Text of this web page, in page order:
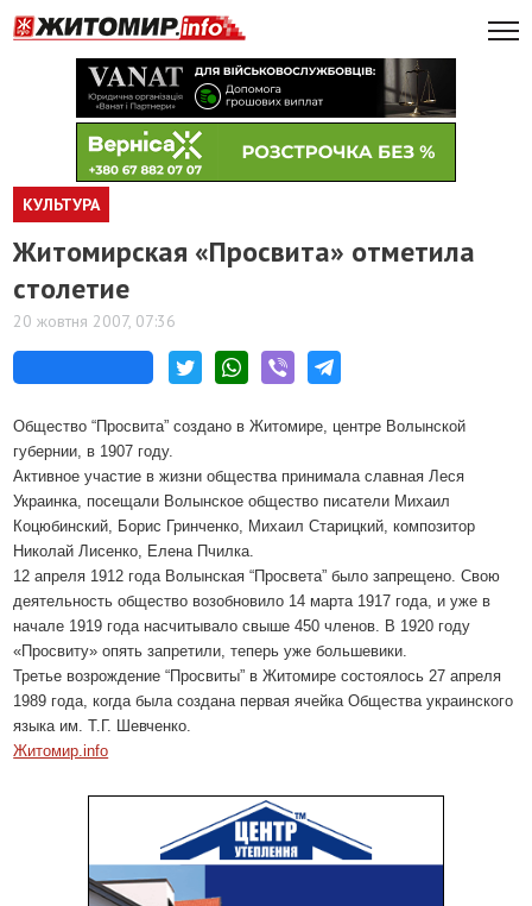
КУЛЬТУРА
Житомирская «Просвита» отметила
столетие
20 жовтня 2007, 07:36
Общество “Просвита” создано в Житомире, центре Волынской
губернии, в 1907 году.
Активное участие в жизни общества принимала славная Леся
Украинка, посещали Волынское общество писатели Михаил
Коцюбинский, Борис Гринченко, Михаил Старицкий, композитор
Николай Лисенко, Елена Пчилка.
12 апреля 1912 года Волынская “Просвета” было запрещено. Свою
деятельность общество возобновило 14 марта 1917 года, и уже в
начале 1919 года насчитывало свыше 450 членов. В 1920 году
«Просвиту» опять запретили, теперь уже большевики.
Третье возрождение “Просвиты” в Житомире состоялось 27 апреля
1989 года, когда была создана первая ячейка Общества украинского
языка им. Т.Г. Шевченко.
Житомир.info